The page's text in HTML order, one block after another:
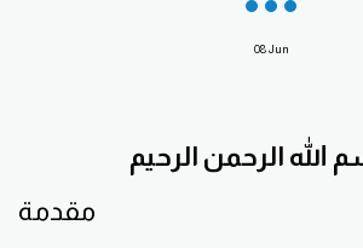
08Jun
الله الرحمن الرحيم
مقدمة